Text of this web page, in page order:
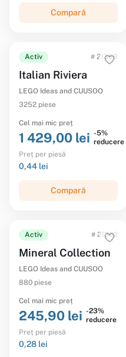
Compară
Activ # 21359
Italian Riviera
LEGO Ideas and CUUSOO
3252 piese
Cel mai mic preț
1 429,00 lei -5%
reducere
Preț per piesă
0,44 lei
Compară
Activ # 21362
Mineral Collection
LEGO Ideas and CUUSOO
880 piese
Cel mai mic preț
245,90 lei -23%
reducere
Preț per piesă
0,28 lei